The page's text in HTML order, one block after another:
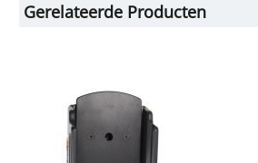
Gerelateerde Producten